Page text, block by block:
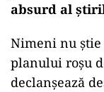
absurd al
Nimeni nu știe
planului roșu
declanșează